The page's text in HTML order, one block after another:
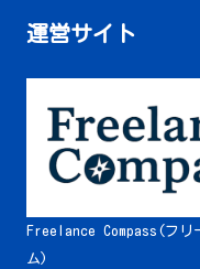
運営サイト
Freelance Compass(フリ
ム)